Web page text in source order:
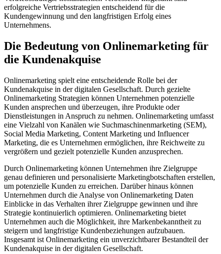
erfolgreiche Vertriebsstrategien entscheidend für die
Kundengewinnung und den langfristigen Erfolg eines
Unternehmens.
Die Bedeutung von Onlinemarketing für
die Kundenakquise
Onlinemarketing spielt eine entscheidende Rolle bei der
Kundenakquise in der digitalen Gesellschaft. Durch gezielte
Onlinemarketing Strategien können Unternehmen potenzielle
Kunden ansprechen und überzeugen, ihre Produkte oder
Dienstleistungen in Anspruch zu nehmen. Onlinemarketing umfasst
eine Vielzahl von Kanälen wie Suchmaschinenmarketing (SEM),
Social Media Marketing, Content Marketing und Influencer
Marketing, die es Unternehmen ermöglichen, ihre Reichweite zu
vergrößern und gezielt potenzielle Kunden anzusprechen.
Durch Onlinemarketing können Unternehmen ihre Zielgruppe
genau definieren und personalisierte Marketingbotschaften erstellen,
um potenzielle Kunden zu erreichen. Darüber hinaus können
Unternehmen durch die Analyse von Onlinemarketing Daten
Einblicke in das Verhalten ihrer Zielgruppe gewinnen und ihre
Strategie kontinuierlich optimieren. Onlinemarketing bietet
Unternehmen auch die Möglichkeit, ihre Markenbekanntheit zu
steigern und langfristige Kundenbeziehungen aufzubauen.
Insgesamt ist Onlinemarketing ein unverzichtbarer Bestandteil der
Kundenakquise in der digitalen Gesellschaft.